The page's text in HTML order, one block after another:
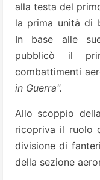
alla testa del
la prima unità di
In base alle
pubblicò il
combattimenti
in Guerra".
Allo scoppio della
ricopriva il ruolo
divisione di
della sezione